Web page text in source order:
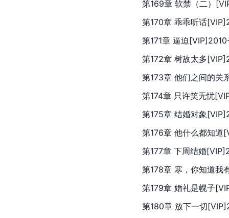
第169章 软禁（二）
第170章 乖乖听话
第171章 逼迫
第172章 树敌太多
第173章 他们之间的关
第174章 只许笑无忧
第175章 结婚对象
第176章 他什么都知道
第177章 下周结婚
第178章 寒，你知道我
第179章 婚礼是幌子
第180章 放下一切